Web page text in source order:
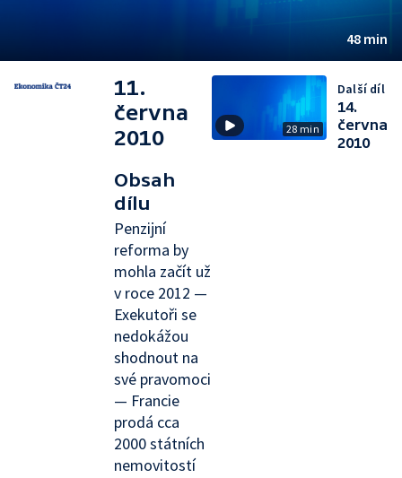
48 min
11.
června
2010
Obsah
dílu
Penzijní
reforma by
mohla začít už
v roce 2012 —
Exekutoři se
nedokážou
shodnout na
své pravomoci
— Francie
prodá cca
2000 státních
nemovitostí
28 min
Další díl
14.
června
2010